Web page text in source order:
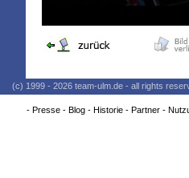
(c) 1999 - 2026 team-ulm.de - all rights
- Presse- Blog- Historie- Partner-